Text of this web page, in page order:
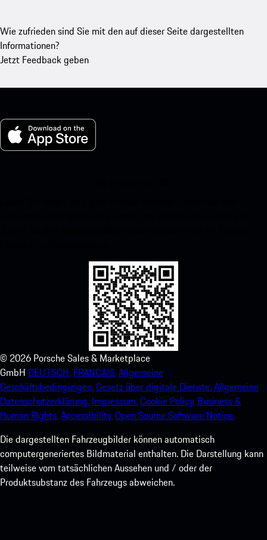
Wie zufrieden sind Sie mit den auf dieser Seite dargestellten
Informationen?
Jetzt Feedback geben
© 2026 Porsche Sales & Marketplace
GmbH DEUTSCH. FRANCAIS.Allgemeine
Geschäftsbedingungen.Gesetz über digitale Dienste.Allgemeine
Datenschutzerklärung. Impressum.Cookie Policy. Business &
Human Rights.Accessibility.Open Source Software Notice.
Die dargestellten Fahrzeugbilder können automatisch
computergeneriertes Bildmaterial enthalten. Die Darstellung kann
teilweise vom tatsächlichen Aussehen und / oder der
Produktsubstanz des Fahrzeugs abweichen.